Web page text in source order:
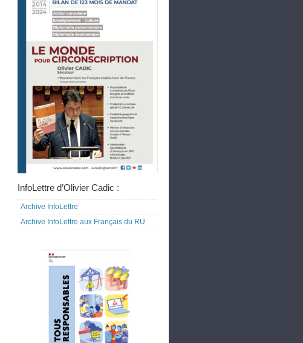
InfoLettre d’Olivier Cadic :
Archive InfoLettre
Archive InfoLettre aux Français du RU